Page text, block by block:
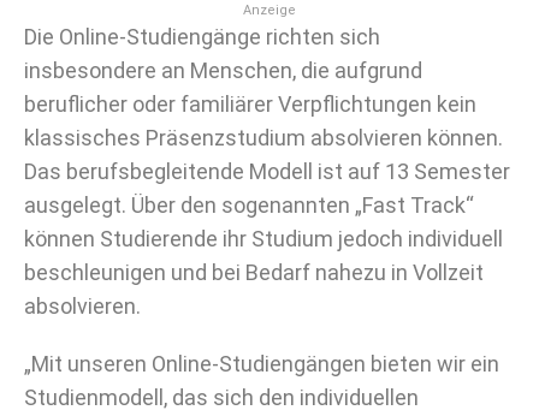
Anzeige
Die Online-Studiengänge richten sich
insbesondere an Menschen, die aufgrund
beruflicher oder familiärer Verpflichtungen kein
klassisches Präsenzstudium absolvieren können.
Das berufsbegleitende Modell ist auf 13 Semester
ausgelegt. Über den sogenannten „Fast Track“
können Studierende ihr Studium jedoch individuell
beschleunigen und bei Bedarf nahezu in Vollzeit
absolvieren.
„Mit unseren Online-Studiengängen bieten wir ein
Studienmodell, das sich den individuellen